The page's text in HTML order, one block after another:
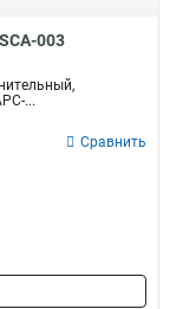
003
...
Сравнить